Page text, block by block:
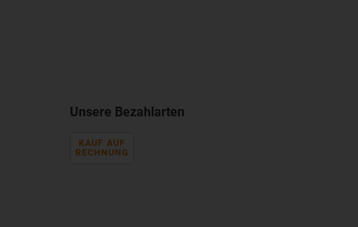
Unsere Bezahlarten
KAUF AUF
RECHNUNG